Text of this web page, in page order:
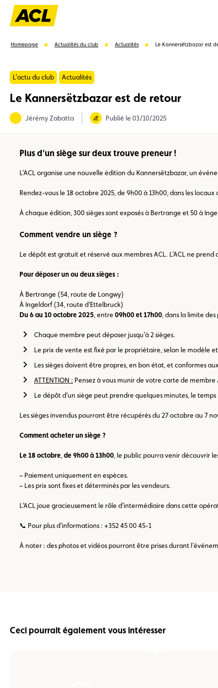
Suggestions
Homepage Actualités du club Actualités Le Kannersëtzbazar est
L'actu du club Actualités
Le Kannersëtzbazar est de retour
Jérémy Zabatta Publié le 03/10/2025
Plus d’un siège sur deux trouve preneur !
L’ACL organise une nouvelle édition du Kannersëtzbazar, un
Rendez-vous le 18 octobre 2025, de 9h00 à 13h00, dans les
À chaque édition, 300 sièges sont exposés à Bertrange et 50 à
Comment vendre un siège ?
Le dépôt est gratuit et réservé aux membres ACL. L’ACL ne prend
Pour déposer un ou deux sièges :
À Bertrange (54, route de Longwy)
À Ingeldorf (34, route d’Ettelbruck)
Du 6 au 10 octobre 2025 , entre 09h00 et 17h00 , dans la limite
Chaque membre peut déposer jusqu’à 2 sièges.
Le prix de vente est fixé par le propriétaire, selon le modèle
Les sièges doivent être propres, en bon état, et conformes
ATTENTION : Pensez à vous munir de votre carte de membre
Le dépôt d’un siège peut prendre quelques minutes, le
Les sièges invendus pourront être récupérés du 27 octobre au 7
Comment acheter un siège ?
Le 18 octobre de 9h00 à 13h00 , le public pourra venir découvrir
– Paiement uniquement en espèces.
– Les prix sont fixes et déterminés par les vendeurs.
L’ACL joue gracieusement le rôle d’intermédiaire dans cette
📞 Pour plus d’informations : +352 45 00 45-1
À noter : des photos et vidéos pourront être prises durant
Ceci pourrait également vous intéresser